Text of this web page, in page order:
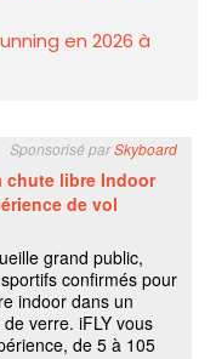
en 2026 à